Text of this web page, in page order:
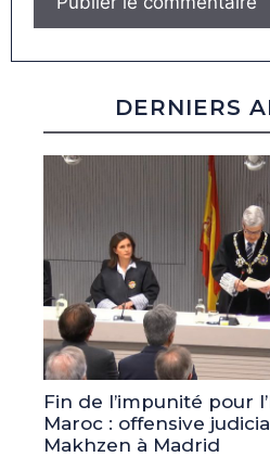
DERNIERS
Fin de l’impunité pour
Maroc : offensive
Makhzen à Madrid